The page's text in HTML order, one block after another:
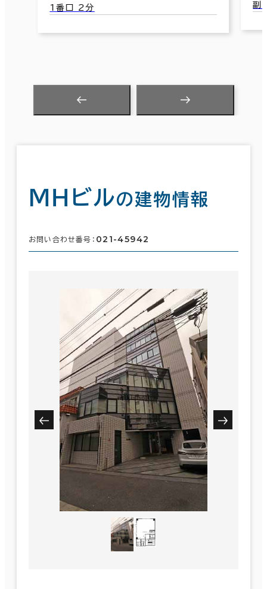
1番口 2分
副
ＭＨビルの建物情報
お問い合わせ番号： 021-45942